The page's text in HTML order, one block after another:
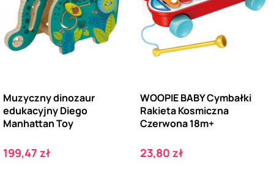
Muzyczny dinozaur
edukacyjny Diego
Manhattan Toy
Cena
199,47 zł
WOOPIE BABY Cymbałki
Rakieta Kosmiczna
Czerwona 18m+
Cena
23,80 zł